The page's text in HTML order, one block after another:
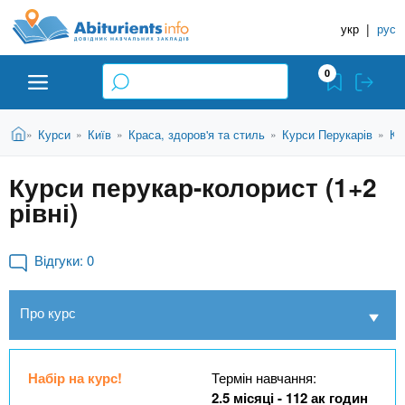
A
b
i
t
u
r
i
e
о
в
д
н
к
Н
в
ч
л
укр | рус
Абітурієнту
ЗВО (ВНЗ)
Приватні школи
0
В
т
у
т
Головна
» Курси » Київ » Краса, здоров'я та стиль » Курси Перукарів »
Курси перукар-колорист (1+2
рівні)
Відгуки: 0
Про курс
Набір на курс! Термін навчання:
2.5 місяці - 112 ак годин